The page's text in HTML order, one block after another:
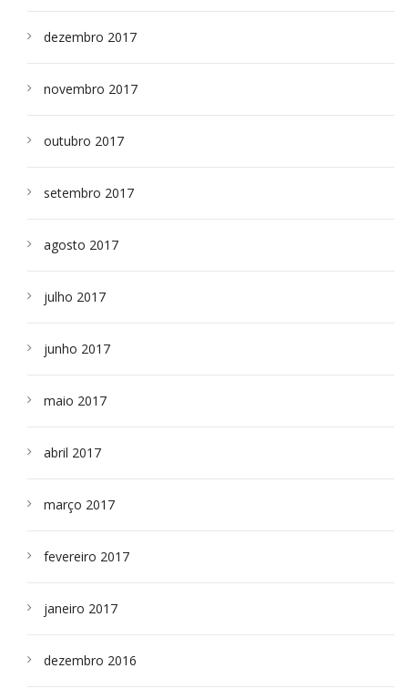
dezembro 2017
novembro 2017
outubro 2017
setembro 2017
agosto 2017
julho 2017
junho 2017
maio 2017
abril 2017
março 2017
fevereiro 2017
janeiro 2017
dezembro 2016